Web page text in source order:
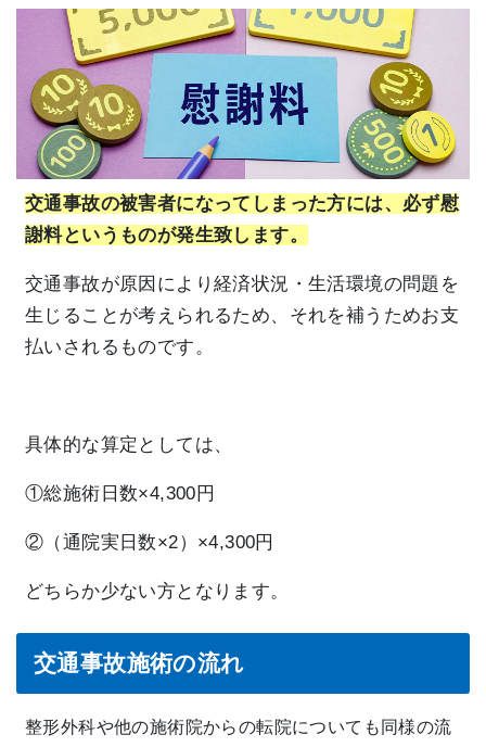
交通事故の被害者になってしまった方には、必ず慰
謝料というものが発生致します。
交通事故が原因により経済状況・生活環境の問題を
生じることが考えられるため、それを補うためお支
払いされるものです。
具体的な算定としては、
①総施術日数×4,300円
②（通院実日数×2）×4,300円
どちらか少ない方となります。
交通事故施術の流れ
整形外科や他の施術院からの転院についても同様の流